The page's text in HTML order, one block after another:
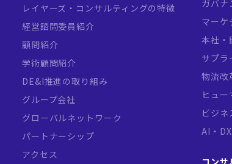
レイヤーズ・コンサルティングの特徴
経営諮問委員紹介
顧問紹介
学術顧問紹介
DE&I推進の取り組み
グループ会社
グローバルネットワーク
パートナーシップ
アクセス
ガバナ
マーケ
本社・
サプラ
物流改
ヒュ
ビジ
AI・